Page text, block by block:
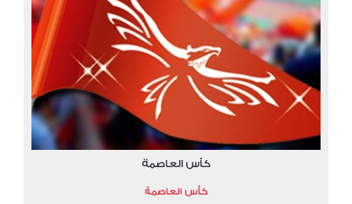
كأس العاصمة
كأس العاصمة